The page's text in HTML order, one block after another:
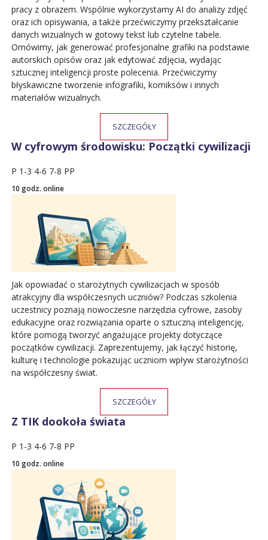
pracy z obrazem. Wspólnie wykorzystamy AI do analizy zdjęć
oraz ich opisywania, a także przećwiczymy przekształcanie
danych wizualnych w gotowy tekst lub czytelne tabele.
Omówimy, jak generować profesjonalne grafiki na podstawie
autorskich opisów oraz jak edytować zdjęcia, wydając
sztucznej inteligencji proste polecenia. Przećwiczymy
błyskawiczne tworzenie infografiki, komiksów i innych
materiałów wizualnych.
SZCZEGÓŁY
W cyfrowym środowisku: Początki cywilizacji
P 1-3 4-6 7-8 PP
10 godz. online
Jak opowiadać o starożytnych cywilizacjach w sposób
atrakcyjny dla współczesnych uczniów? Podczas szkolenia
uczestnicy poznają nowoczesne narzędzia cyfrowe, zasoby
edukacyjne oraz rozwiązania oparte o sztuczną inteligencję,
które pomogą tworzyć angażujące projekty dotyczące
początków cywilizacji. Zaprezentujemy, jak łączyć historię,
kulturę i technologie pokazując uczniom wpływ starożytności
na współczesny świat.
SZCZEGÓŁY
Z TIK dookoła świata
P 1-3 4-6 7-8 PP
10 godz. online